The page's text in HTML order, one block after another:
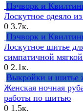
Пэчворк и
Лоскутное одеяло
0 3.7к.
Пэчворк и
Лоскутное шитье
симпатичной
0 2.1к.
Выкройки и шитье
Женская ночная
работы по шитью
0 1.5к.